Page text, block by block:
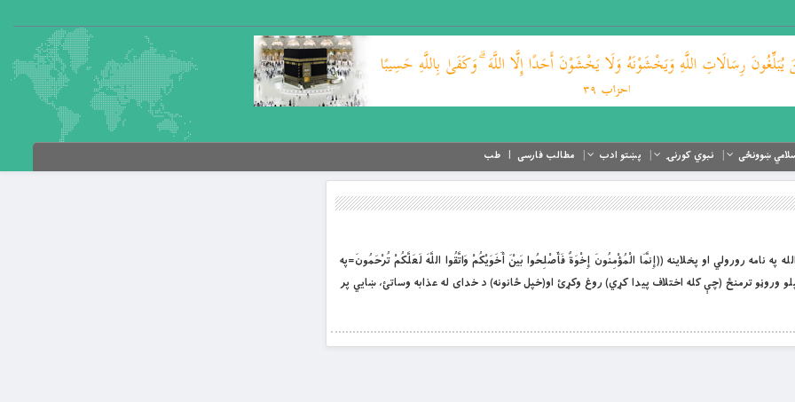
ښوونځی نبوي کورنۍ پښتو ادب مطالب فارسی طب
په نامه رورولي او پخلاینه ((إِنَّمَا الْمُؤْمِنُونَ إِخْوَةٌ فَأَصْلِحُوا بَيْنَ أَخَوَيْكُمْ وَاتَّقُوا اللَّهَ لَعَلَّكُمْ تُرْحَمُونَ=په
وروڼو ترمنځ (چې كله اختلاف پيدا كړي) روغ وكړئ او(خپل ځانونه) د خداى له عذابه وساتئ، ښايي پر